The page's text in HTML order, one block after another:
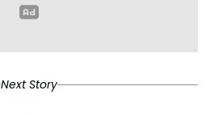
Next Story